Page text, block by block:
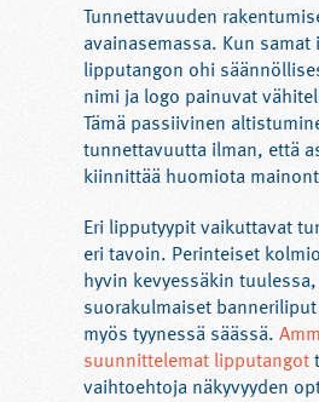
Tunnettavuuden
avainasemassa. Kun
lipputangon ohi
nimi ja logo painuvat
Tämä passiivinen
tunnettavuutta ilman, että
kiinnittää huomiota
Eri lipputyypit vaikuttavat
eri tavoin. Perinteiset
hyvin kevyessäkin
suorakulmaiset
myös tyynessä säässä.
suunnittelemat lipputangot
vaihtoehtoja näkyvyyden